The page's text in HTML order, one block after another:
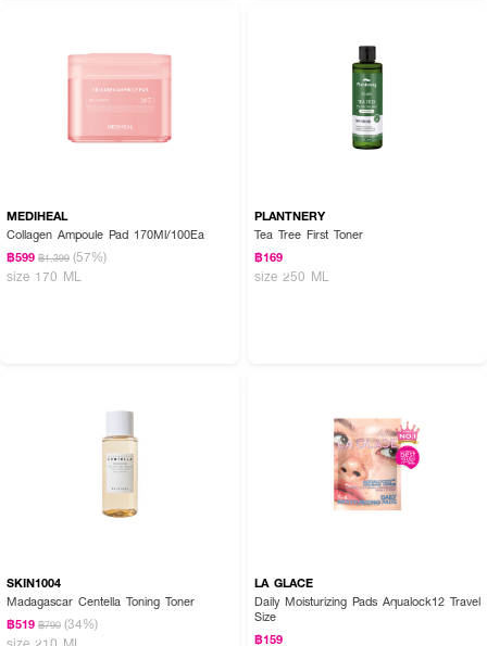
MEDIHEAL
Collagen Ampoule Pad 170Ml/100Ea
฿599 ฿1,399 (57%)
size 170 ML
PLANTNERY
Tea Tree First Toner
฿169
size 250 ML
SKIN1004
Madagascar Centella Toning Toner
฿519 ฿790 (34%)
size 210 ML
LA GLACE
Daily Moisturizing Pads Aqualock12 Travel
Size
฿159